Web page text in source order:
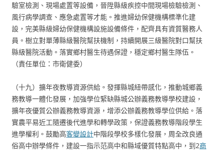
驗室檢測、現場處置等設備，晉陞縣級疾控中間現場檢驗檢測、
風行病學調查、應急處置等才能。推進婦幼保健機構標準化建
設，完美縣級婦幼保健機構設施設備條件，配齊具有資質醫務人
員。樹立對單薄縣級醫院幫扶機制，持續開展三級醫院對口幫扶
縣級醫院活動。落實鄉村醫生待遇保證，穩定鄉村醫生隊伍。
（責任單位：市衛健委）
（十九）擴年夜教導資源供給。發揮縣城紐帶感化，推動城鄉義
務教導一體化發展，加強學位緊缺縣城公辦義務教導學校建設，
擴年夜優質公辦義務教導資源，增添公辦義務教導學位供給。落
實農平易近工隨遷後代進學和轉學政策，保證義務教導階段學生
進學權利。鼓勵高客變設計中階段學校多樣化發展，周全改良通
俗高中辦學條件，建設一指示范高中和縣域優質特點高中，到2商